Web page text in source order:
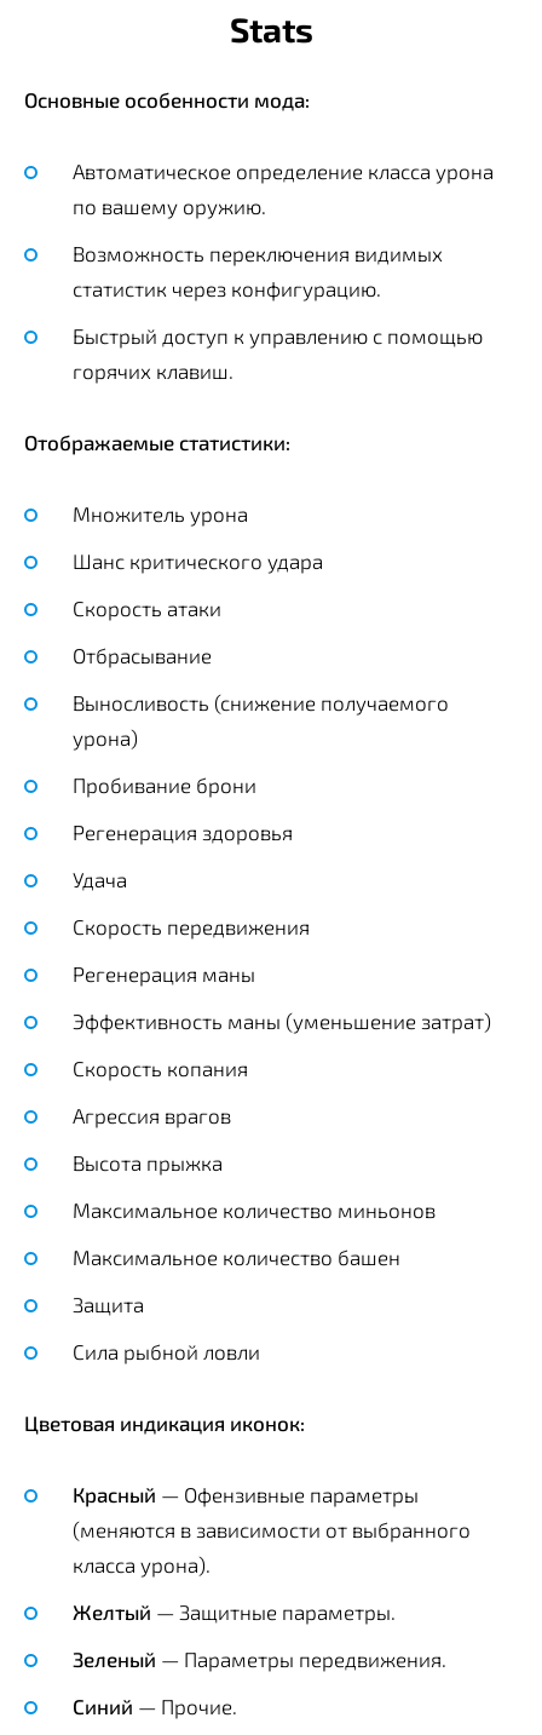
Stats
Основные особенности мода:
Автоматическое определение класса урона
по вашему оружию.
Возможность переключения видимых
статистик через конфигурацию.
Быстрый доступ к управлению с помощью
горячих клавиш.
Отображаемые статистики:
Множитель урона
Шанс критического удара
Скорость атаки
Отбрасывание
Выносливость (снижение получаемого
урона)
Пробивание брони
Регенерация здоровья
Удача
Скорость передвижения
Регенерация маны
Эффективность маны (уменьшение затрат)
Скорость копания
Агрессия врагов
Высота прыжка
Максимальное количество миньонов
Максимальное количество башен
Защита
Сила рыбной ловли
Цветовая индикация иконок:
Красный — Офензивные параметры
(меняются в зависимости от выбранного
класса урона).
Желтый — Защитные параметры.
Зеленый — Параметры передвижения.
Синий — Прочие.